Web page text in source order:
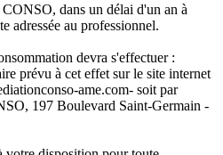
dans un délai d'un an à
adressée au professionnel.
devra s'effectuer :
prévu à cet effet sur le site internet
ame.com- soit par
197 Boulevard Saint-Germain -